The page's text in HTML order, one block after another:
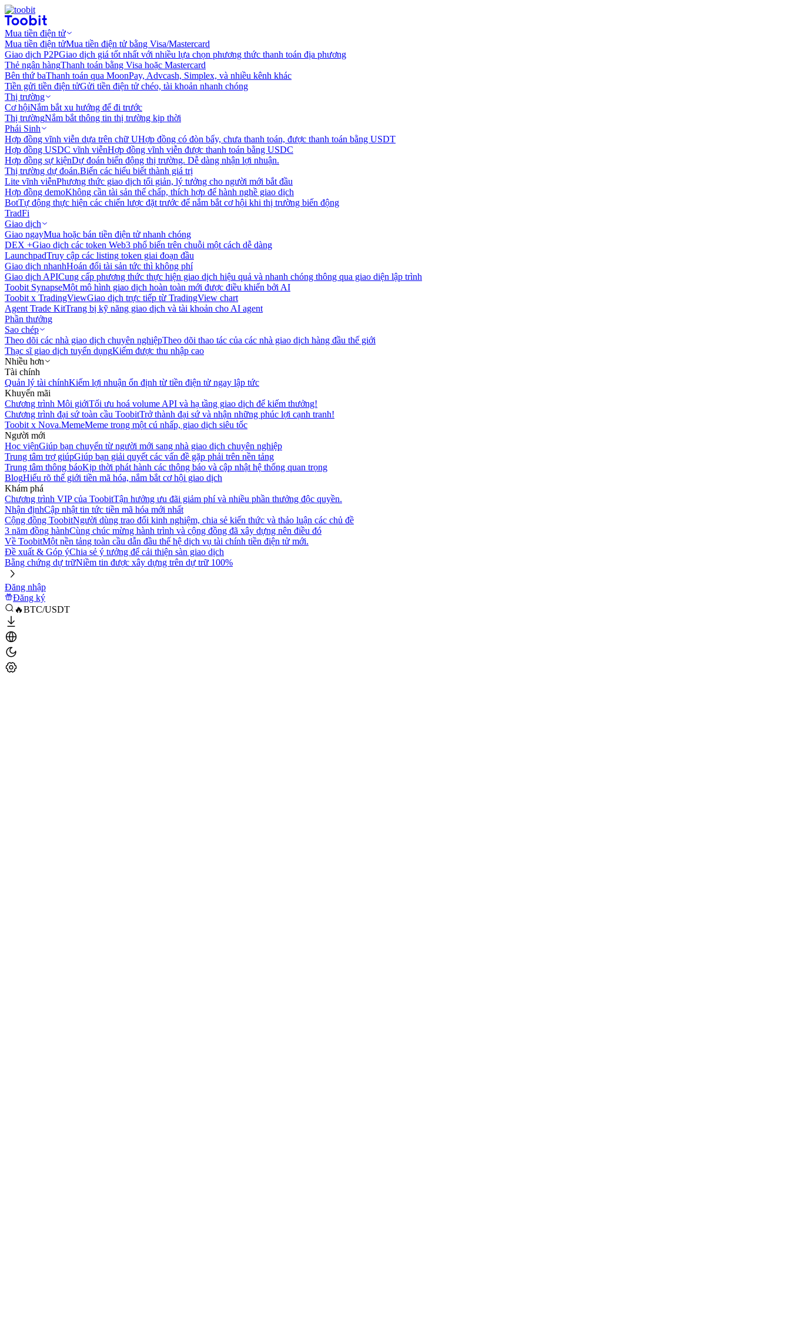
Mua tiền điện tử
Mua tiền điện tửMua tiền điện tử bằng Visa/Mastercard
Giao dịch P2PGiao dịch giá tốt nhất với nhiều lựa chọn phương thức thanh toán địa phương
Thẻ ngân hàngThanh toán bằng Visa hoặc Mastercard
Bên thứ baThanh toán qua MoonPay, Advcash, Simplex, và nhiều kênh khác
Tiền gửi tiền điện tửGửi tiền điện tử chéo, tài khoản nhanh chóng
Thị trường
Cơ hộiNắm bắt xu hướng để đi trước
Thị trườngNắm bắt thông tin thị trường kịp thời
Phái Sinh
Hợp đồng vĩnh viễn dựa trên chữ UHợp đồng có đòn bẩy, chưa thanh toán, được thanh toán bằng USDT
Hợp đồng USDC vĩnh viễnHợp đồng vĩnh viễn được thanh toán bằng USDC
Hợp đồng sự kiệnDự đoán biến động thị trường. Dễ dàng nhận lợi nhuận.
Thị trường dự đoán.Biến các hiểu biết thành giá trị
Lite vĩnh viễnPhương thức giao dịch tối giản, lý tưởng cho người mới bắt đầu
Hợp đồng demoKhông cần tài sản thế chấp, thích hợp để hành nghề giao dịch
BotTự động thực hiện các chiến lược đặt trước để nắm bắt cơ hội khi thị trường biến động
TradFi
Giao dịch
Giao ngayMua hoặc bán tiền điện tử nhanh chóng
DEX +Giao dịch các token Web3 phổ biến trên chuỗi một cách dễ dàng
LaunchpadTruy cập các listing token giai đoạn đầu
Giao dịch nhanhHoán đổi tài sản tức thì không phí
Giao dịch APICung cấp phương thức thực hiện giao dịch hiệu quả và nhanh chóng thông qua giao diện lập trình
Toobit SynapseMột mô hình giao dịch hoàn toàn mới được điều khiển bởi AI
Toobit x TradingViewGiao dịch trực tiếp từ TradingView chart
Agent Trade KitTrang bị kỹ năng giao dịch và tài khoản cho AI agent
Phần thưởng
Sao chép
Theo dõi các nhà giao dịch chuyên nghiệpTheo dõi thao tác của các nhà giao dịch hàng đầu thế giới
Thạc sĩ giao dịch tuyển dụngKiếm được thu nhập cao
Nhiều hơn
Tài chính
Quản lý tài chínhKiếm lợi nhuận ổn định từ tiền điện tử ngay lập tức
Khuyến mãi
Chương trình Môi giớiTối ưu hoá volume API và hạ tầng giao dịch để kiếm thưởng!
Chương trình đại sứ toàn cầu ToobitTrở thành đại sứ và nhận những phúc lợi cạnh tranh!
Toobit x Nova.MemeMeme trong một cú nhấp, giao dịch siêu tốc
Người mới
Học việnGiúp bạn chuyển từ người mới sang nhà giao dịch chuyên nghiệp
Trung tâm trợ giúpGiúp bạn giải quyết các vấn đề gặp phải trên nền tảng
Trung tâm thông báoKịp thời phát hành các thông báo và cập nhật hệ thống quan trọng
BlogHiểu rõ thế giới tiền mã hóa, nắm bắt cơ hội giao dịch
Khám phá
Chương trình VIP của ToobitTận hưởng ưu đãi giảm phí và nhiều phần thưởng độc quyền.
Nhận địnhCập nhật tin tức tiền mã hóa mới nhất
Cộng đồng ToobitNgười dùng trao đổi kinh nghiệm, chia sẻ kiến thức và thảo luận các chủ đề
3 năm đồng hànhCùng chúc mừng hành trình và cộng đồng đã xây dựng nên điều đó
Về ToobitMột nền tảng toàn cầu dẫn đầu thế hệ dịch vụ tài chính tiền điện tử mới.
Đề xuất & Góp ýChia sẻ ý tưởng để cải thiện sàn giao dịch
Bằng chứng dự trữNiềm tin được xây dựng trên dự trữ 100%
Đăng nhập
Đăng ký
🔥BTC/USDT